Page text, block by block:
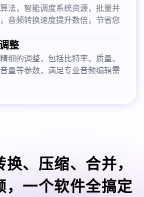
法，智能调度系统资源，批量并
音频转换速度提升数倍，节省您
整
细的调整，包括比特率、质量、
量等参数，满足专业音频编辑需
、压缩、合并，
，一个软件全搞定